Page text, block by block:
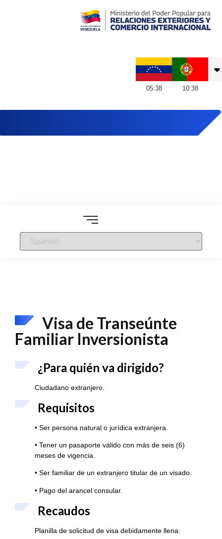
05:38 10:38
Visa de Transeúnte
Familiar Inversionista
¿Para quién va dirigido?
Ciudadano extranjero.
Requisitos
• Ser persona natural o jurídica extranjera.
• Tener un pasaporte válido con más de seis (6)
meses de vigencia.
• Ser familiar de un extranjero titular de un visado.
• Pago del arancel consular.
Recaudos
Planilla de solicitud de visa debidamente llena: